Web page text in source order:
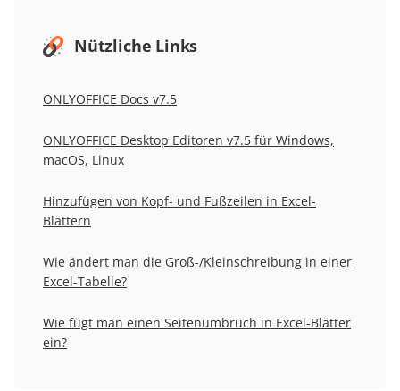
Nützliche Links
ONLYOFFICE Docs v7.5
ONLYOFFICE Desktop Editoren v7.5 für Windows,
macOS, Linux
Hinzufügen von Kopf- und Fußzeilen in Excel-
Blättern
Wie ändert man die Groß-/Kleinschreibung in einer
Excel-Tabelle?
Wie fügt man einen Seitenumbruch in Excel-Blätter
ein?